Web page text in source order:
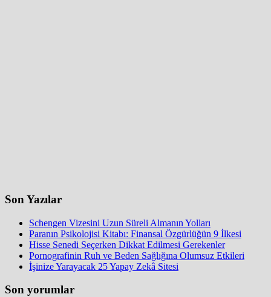
Son Yazılar
Schengen Vizesini Uzun Süreli Almanın Yolları
Paranın Psikolojisi Kitabı: Finansal Özgürlüğün 9 İlkesi
Hisse Senedi Seçerken Dikkat Edilmesi Gerekenler
Pornografinin Ruh ve Beden Sağlığına Olumsuz Etkileri
İşinize Yarayacak 25 Yapay Zekâ Sitesi
Son yorumlar